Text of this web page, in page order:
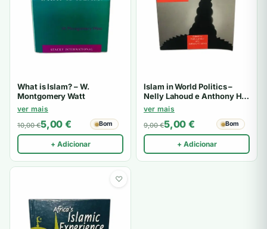
What is Islam? – W.
Montgomery Watt
ver mais
10,00€5,00 € Bom
+ Adicionar
Islam in World Politics –
Nelly Lahoud e Anthony H.
Johns
ver mais
9,00€5,00 € Bom
+ Adicionar
♡